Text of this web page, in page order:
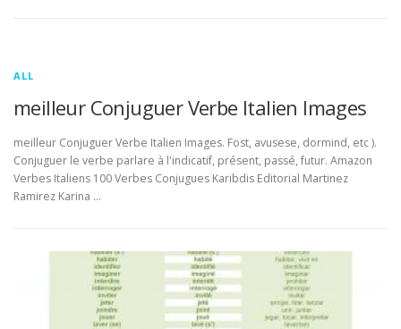
ALL
meilleur Conjuguer Verbe Italien Images
meilleur Conjuguer Verbe Italien Images. Fost, avusese, dormind, etc ).
Conjuguer le verbe parlare à l'indicatif, présent, passé, futur. Amazon
Verbes Italiens 100 Verbes Conjugues Karibdis Editorial Martinez
Ramirez Karina …